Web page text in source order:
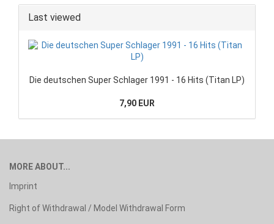
Last viewed
Die deutschen Super Schlager 1991 - 16 Hits (Titan LP)
7,90 EUR
MORE ABOUT...
Imprint
Right of Withdrawal / Model Withdrawal Form